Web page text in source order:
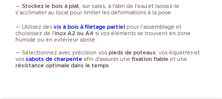
— Stockez le bois à plat , sur cales, à l’abri de l’eau et laissez-le
s'acclimater au local pour limiter les déformations à la pose.
— Utilisez des vis à bois à filetage partiel pour l'assemblage et
choisissez de l’inox A2 ou A4 si vos éléments se trouvent en zone
humide ou en extérieur abrité.
— Sélectionnez avec précision vos pieds de poteaux , vos équerres et
vos sabots de charpente afin d’assurer une fixation fiable et une
résistance optimale dans le temps